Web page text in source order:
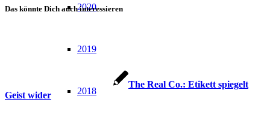
2020
2019
2018
Das könnte Dich auch interessieren
The Real Co.: Etikett spiegelt
Geist wider